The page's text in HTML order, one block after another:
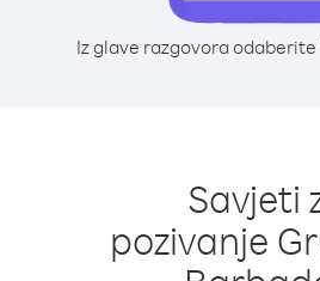
Iz glave razgovora odaberite
Savjeti
pozivanje